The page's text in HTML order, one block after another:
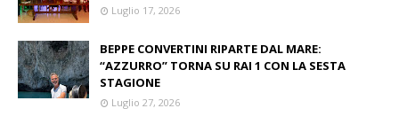
Luglio 17, 2026
BEPPE CONVERTINI RIPARTE DAL MARE:
“AZZURRO” TORNA SU RAI 1 CON LA SESTA
STAGIONE
Luglio 27, 2026